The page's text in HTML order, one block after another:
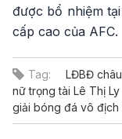
được bổ nhiệm
cấp cao của AFC.
Tag: LĐBĐ
nữ trọng tài Lê Thị Ly
giải bóng đá vô địch